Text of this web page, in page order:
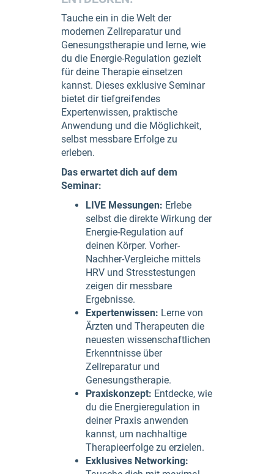
Tauche ein in die Welt der
modernen Zellreparatur und
Genesungstherapie und lerne, wie
du die Energie-Regulation gezielt
für deine Therapie einsetzen
kannst. Dieses exklusive Seminar
bietet dir tiefgreifendes
Expertenwissen, praktische
Anwendung und die Möglichkeit,
selbst messbare Erfolge zu
erleben.
Das erwartet dich auf dem
Seminar:
LIVE Messungen: Erlebe
selbst die direkte Wirkung der
Energie-Regulation auf
deinen Körper. Vorher-
Nachher-Vergleiche mittels
HRV und Stresstestungen
zeigen dir messbare
Ergebnisse.
Expertenwissen: Lerne von
Ärzten und Therapeuten die
neuesten wissenschaftlichen
Erkenntnisse über
Zellreparatur und
Genesungstherapie.
Praxiskonzept: Entdecke, wie
du die Energieregulation in
deiner Praxis anwenden
kannst, um nachhaltige
Therapieerfolge zu erzielen.
Exklusives Networking: